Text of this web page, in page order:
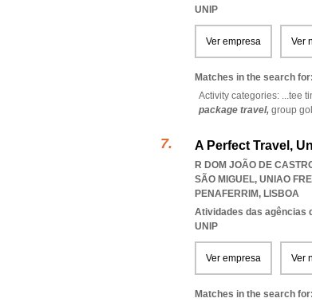
UNIP
Ver empresa Ver
Matches in the search for:
Activity categories: ...tee
package travel, group
A Perfect Travel,
R DOM JOÃO DE
SÃO MIGUEL, UNIAO
PENAFERRIM, LISBOA
Atividades das agências
UNIP
Ver empresa Ver
Matches in the search for: